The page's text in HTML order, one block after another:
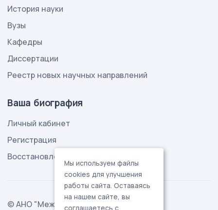
История науки
Вузы
Кафедры
Диссертации
Реестр новых научных направлений
Ваша биография
Личный кабинет
Регистрация
Восстановление пароля
© АНО "Международная ассоциация
Мы используем файлы
cookies для улучшения
работы сайта. Оставаясь
на нашем сайте, вы
соглашаетесь с